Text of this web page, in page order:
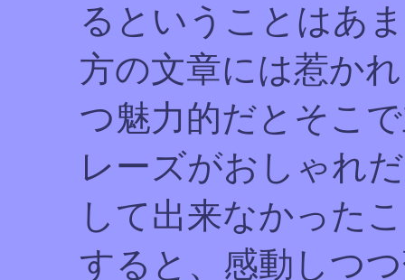
るということはあ
方の文章には惹か
つ魅力的だとそこ
レーズがおしゃれ
して出来なかった
すると、感動しつ